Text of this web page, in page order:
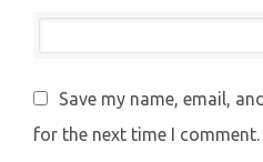
Save my name, email,
for the next time I comment.